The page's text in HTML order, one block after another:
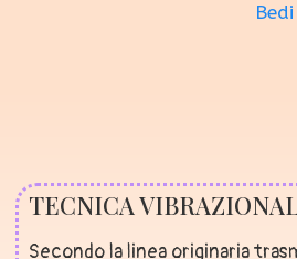
Bedi
TECNICA
Secondo la linea originaria